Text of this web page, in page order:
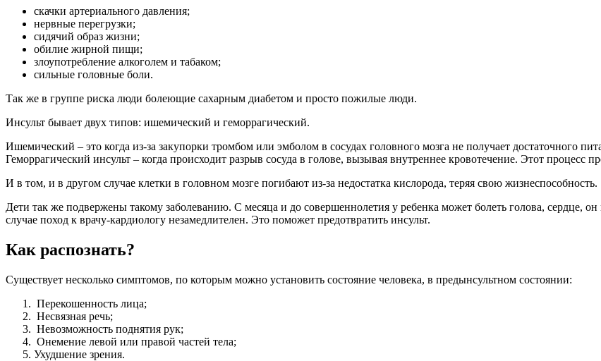
скачки артериального давления;
нервные перегрузки;
сидячий образ жизни;
обилие жирной пищи;
злоупотребление алкоголем и табаком;
сильные головные боли.
Так же в группе риска люди болеющие сахарным диабетом и просто пожилые люди.
Инсульт бывает двух типов: ишемический и геморрагический.
Ишемический – это когда из-за закупорки тромбом или эмболом в сосудах головного мозга не получает достаточного
Геморрагический инсульт – когда происходит разрыв сосуда в голове, вызывая внутреннее кровотечение. Этот процесс
И в том, и в другом случае клетки в головном мозге погибают из-за недостатка кислорода, теряя свою жизнеспособность.
Дети так же подвержены такому заболеванию. С месяца и до совершеннолетия у ребенка может болеть голова, сердце,
случае поход к врачу-кардиологу незамедлителен. Это поможет предотвратить инсульт.
Как распознать?
Существует несколько симптомов, по которым можно установить состояние человека, в предынсультном состоянии:
Перекошенность лица;
Несвязная речь;
Невозможность поднятия рук;
Онемение левой или правой частей тела;
Ухудшение зрения.